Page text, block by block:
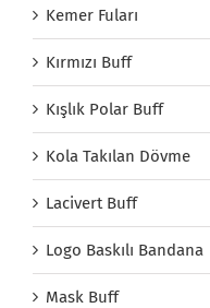
Kemer Fuları
Kırmızı Buff
Kışlık Polar Buff
Kola Takılan Dövme
Lacivert Buff
Logo Baskılı Bandana
Mask Buff